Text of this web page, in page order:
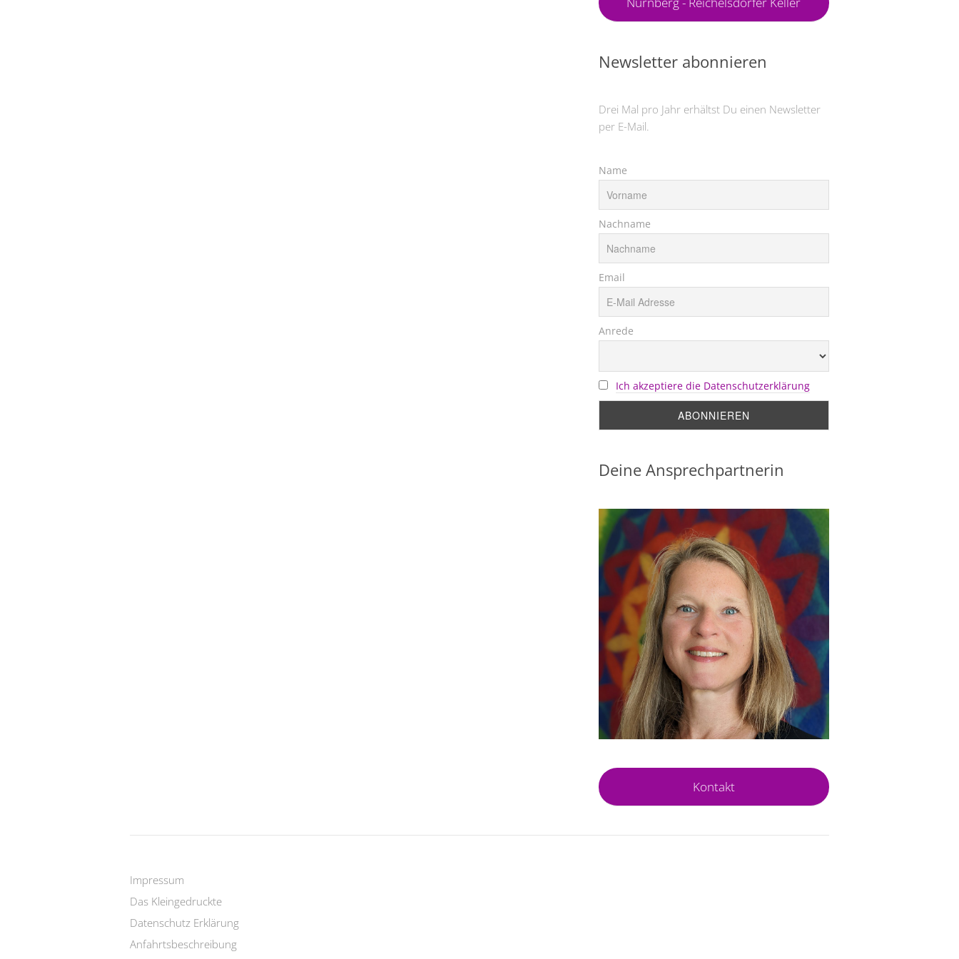
Newsletter abonnieren
Drei Mal pro Jahr erhältst Du einen Newsletter
per E-Mail.
Name
Nachname
Email
Anrede
Ich akzeptiere die Datenschutzerklärung
Deine Ansprechpartnerin
Kontakt
Impressum
Das Kleingedruckte
Datenschutz Erklärung
Anfahrtsbeschreibung